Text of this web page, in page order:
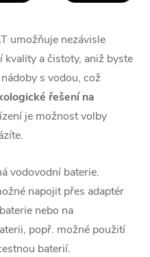
umožňuje nezávisle
a čistoty, aniž byste
s vodou, což
řešení na
je možnost volby
vodovodní baterie.
napojit přes adaptér
nebo na
popř. možné použití
baterií.